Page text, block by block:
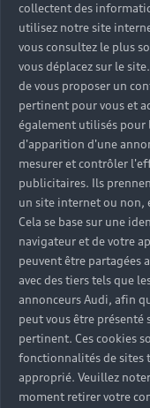
collectent des
utilisez notre site
vous consultez le plus
vous déplacez sur le
de vous proposer un
pertinent pour vous et
également utilisés
d'apparition d'une
mesurer et contrôler
publicitaires. Ils
un site internet ou non,
Cela se base sur une
navigateur et de votre
peuvent être partagées
avec des tiers tels que
annonceurs Audi, afin
peut vous être
pertinent. Ces cookies
fonctionnalités de sites
approprié. Veuillez
moment retirer votre